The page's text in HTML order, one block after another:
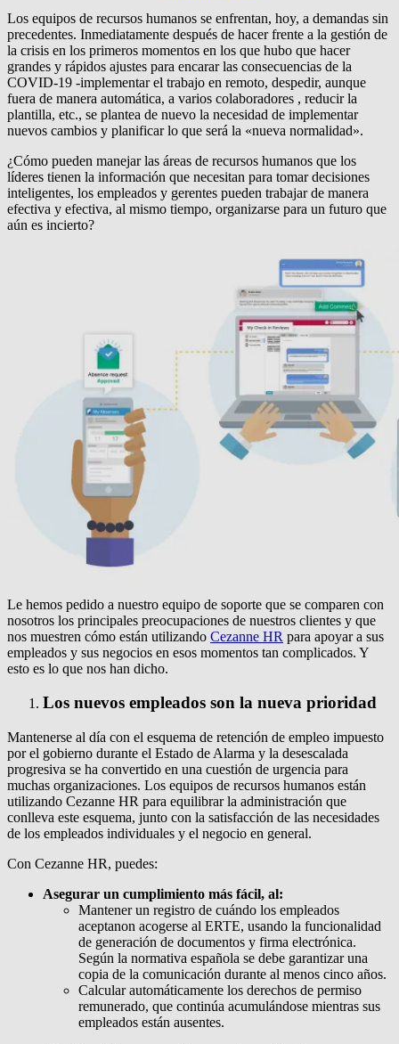
Los equipos de recursos humanos se enfrentan, hoy, a demandas sin
precedentes. Inmediatamente después de hacer frente a la gestión de
la crisis en los primeros momentos en los que hubo que hacer
grandes y rápidos ajustes para encarar las consecuencias de la
COVID-19 -implementar el trabajo en remoto, despedir, aunque
fuera de manera automática, a varios colaboradores , reducir la
plantilla, etc., se plantea de nuevo la necesidad de implementar
nuevos cambios y planificar lo que será la «nueva normalidad».
¿Cómo pueden manejar las áreas de recursos humanos que los
líderes tienen la información que necesitan para tomar decisiones
inteligentes, los empleados y gerentes pueden trabajar de manera
efectiva y efectiva, al mismo tiempo, organizarse para un futuro que
aún es incierto?
Le hemos pedido a nuestro equipo de soporte que se comparen con
nosotros los principales preocupaciones de nuestros clientes y que
nos muestren cómo están utilizando Cezanne HR para apoyar a sus
empleados y sus negocios en esos momentos tan complicados. Y
esto es lo que nos han dicho.
Los nuevos empleados son la nueva prioridad
Mantenerse al día con el esquema de retención de empleo impuesto
por el gobierno durante el Estado de Alarma y la desescalada
progresiva se ha convertido en una cuestión de urgencia para
muchas organizaciones. Los equipos de recursos humanos están
utilizando Cezanne HR para equilibrar la administración que
conlleva este esquema, junto con la satisfacción de las necesidades
de los empleados individuales y el negocio en general.
Con Cezanne HR, puedes:
Asegurar un cumplimiento más fácil, al:
Mantener un registro de cuándo los empleados
aceptanon acogerse al ERTE, usando la funcionalidad
de generación de documentos y firma electrónica.
Según la normativa española se debe garantizar una
copia de la comunicación durante al menos cinco años.
Calcular automáticamente los derechos de permiso
remunerado, que continúa acumulándose mientras sus
empleados están ausentes.